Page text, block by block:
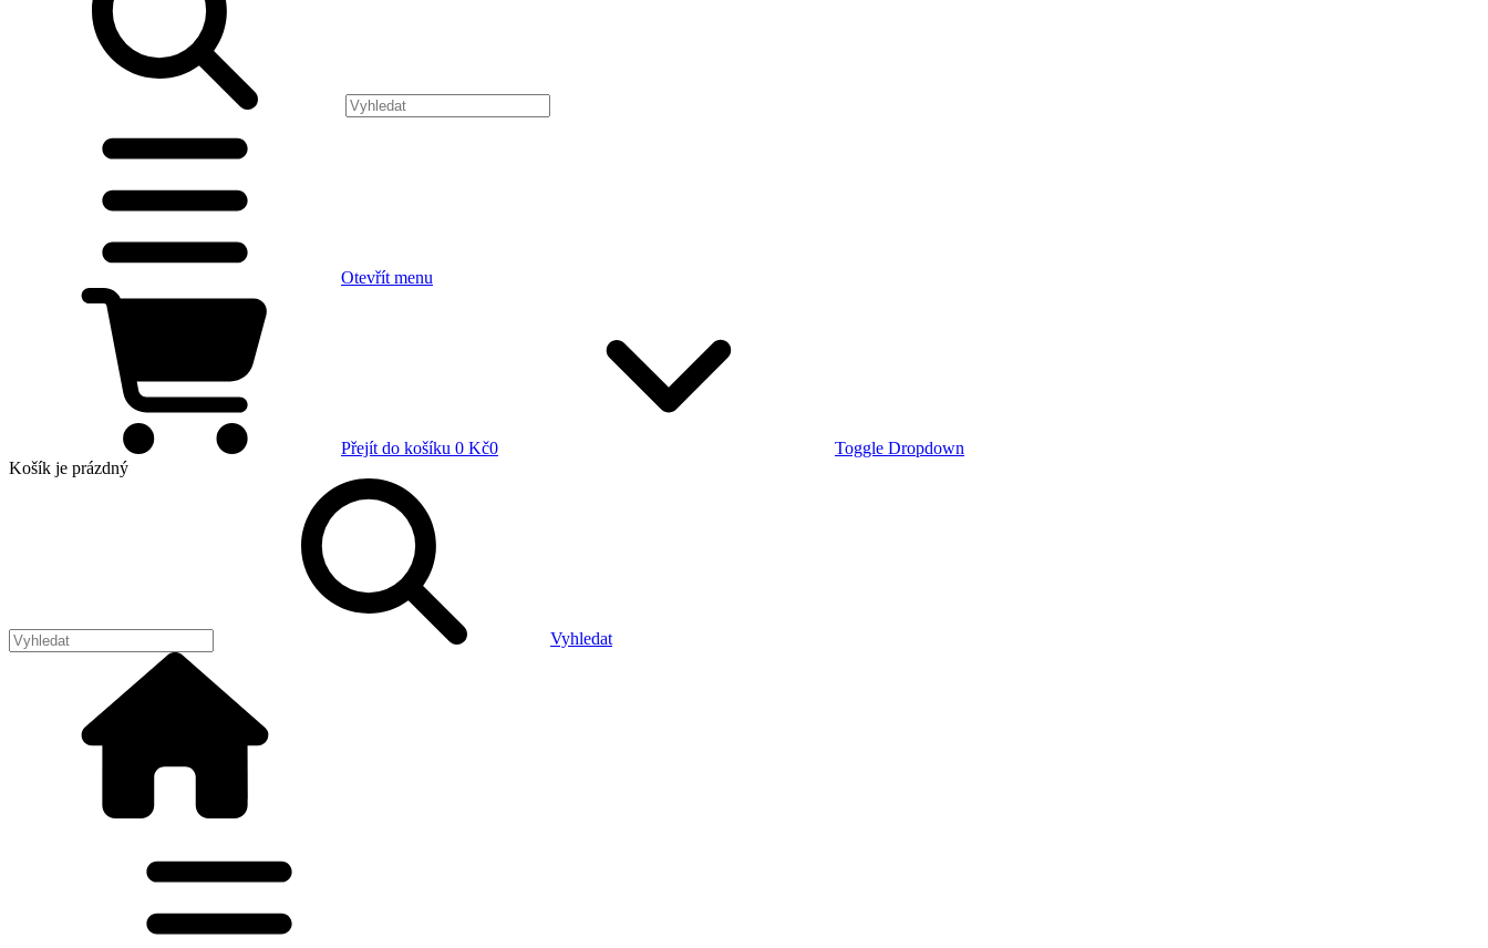
Otevřít menu
Přejít do košíku 0 Kč0
Toggle Dropdown
Košík je prázdný
Vyhledat